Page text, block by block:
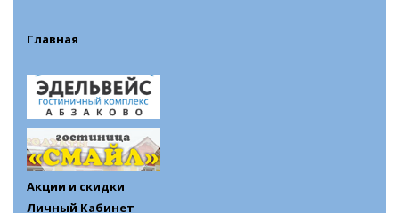
Главная
Акции и скидки
Личный Кабинет